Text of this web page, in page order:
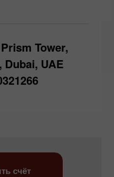
Tower,
Dubai, UAE
счёт